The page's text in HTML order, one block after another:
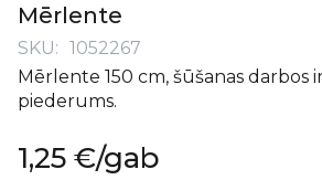
Mērlente
SKU
1052267
Mērlente 150 cm, šūšanas darbos
piederums.
1,25 €/gab
uz
galerijas
sākumu